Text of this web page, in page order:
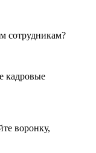
сотрудникам?
кадровые
воронку,